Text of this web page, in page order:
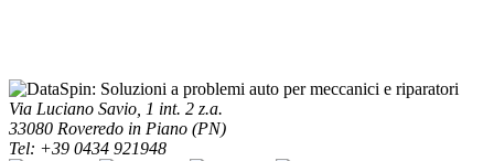
Via Luciano Savio, 1 int. 2 z.a.
33080 Roveredo in Piano (PN)
Tel: +39 0434 921948